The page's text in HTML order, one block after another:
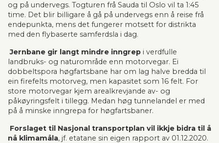
og på undervegs. Togturen frå Sauda til Oslo vil ta 1:45
time. Det blir billigare å gå på undervegs enn å reise frå
endepunkta, mens det fungerer motsett for distrikta
med den flybaserte samferdsla i dag.
Jernbane gir langt mindre inngrep i verdfulle
landbruks- og naturområde enn motorvegar. Ei
dobbeltspora høgfartsbane har om lag halve bredda til
ein firefelts motorveg, men kapasitet som 16 felt. For
store motorvegar kjem arealkrevjande av- og
påkøyringsfelt i tillegg. Medan høg tunnelandel er med
på å minske inngrepa for høgfartsbaner.
Forslaget til Nasjonal transportplan vil ikkje bidra til å
nå klimamåla, jf. etatane sin eigen rapport av 01.12.2020.